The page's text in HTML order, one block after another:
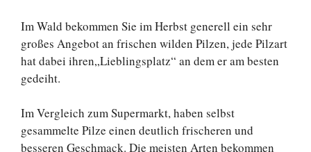
Im Wald bekommen Sie im Herbst generell ein sehr
großes Angebot an frischen wilden Pilzen, jede Pilzart
hat dabei ihren„Lieblingsplatz“ an dem er am besten
gedeiht.
Im Vergleich zum Supermarkt, haben selbst
gesammelte Pilze einen deutlich frischeren und
besseren Geschmack. Die meisten Arten bekommen